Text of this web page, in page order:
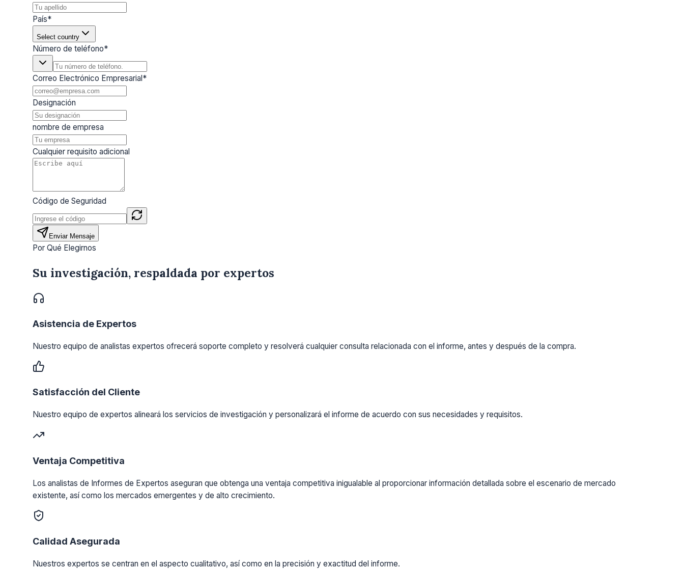
País*
Select country
Número de teléfono*
Correo Electrónico Empresarial*
Designación
nombre de empresa
Cualquier requisito adicional
Código de Seguridad
Enviar Mensaje
Por Qué Elegirnos
Su investigación, respaldada por expertos
Asistencia de Expertos
Nuestro equipo de analistas expertos ofrecerá soporte completo y resolverá cualquier consulta relacionada con el informe, antes y después de la compra.
Satisfacción del Cliente
Nuestro equipo de expertos alineará los servicios de investigación y personalizará el informe de acuerdo con sus necesidades y requisitos.
Ventaja Competitiva
Los analistas de Informes de Expertos aseguran que obtenga una ventaja competitiva inigualable al proporcionar información detallada sobre el escenario de mercado
existente, así como los mercados emergentes y de alto crecimiento.
Calidad Asegurada
Nuestros expertos se centran en el aspecto cualitativo, así como en la precisión y exactitud del informe.